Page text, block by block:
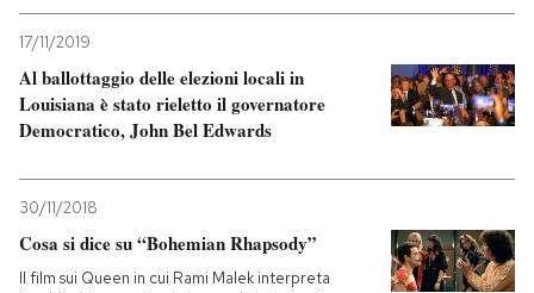
17/11/2019
Al ballottaggio delle elezioni locali in
Louisiana è stato rieletto il governatore
Democratico, John Bel Edwards
30/11/2018
Cosa si dice su “Bohemian Rhapsody”
Il film sui Queen in cui Rami Malek interpreta